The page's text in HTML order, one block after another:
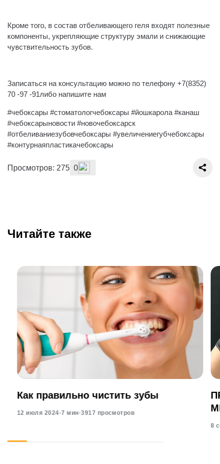
Кроме того, в состав отбеливающего геля входят полезные
компоненты, укрепляющие структуру эмали и снижающие
чувствительность зубов.
Записаться на консультацию можно по телефону +7(8352)
70 -97 -91либо напишите нам
#чебоксары #стоматологчебоксары #йошкарола #канаш
#чебоксарыновости #новочебоксарск
#отбеливаниезубовчебоксары #увеличениегубчебоксары
#контурнаяпластикачебоксары
Просмотров: 275 0
Читайте также
Как правильно чистить зубы
12 июля 2024·7 мин·3917 просмотров
8